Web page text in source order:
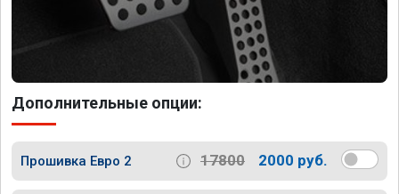
Дополнительные опции:
Прошивка Евро 2 17800 2000 руб.